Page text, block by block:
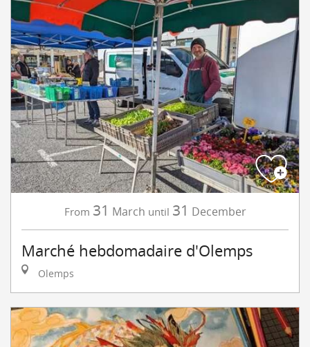
From 31 March until 31 December
Marché hebdomadaire d'Olemps
Olemps